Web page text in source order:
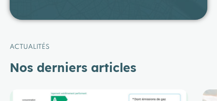
ACTUALITÉS
Nos derniers articles